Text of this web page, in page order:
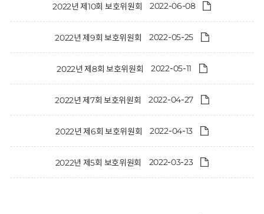
2022년 제10회 보호위원회 2022-06-08
2022년 제9회 보호위원회 2022-05-25
2022년 제8회 보호위원회 2022-05-11
2022년 제7회 보호위원회 2022-04-27
2022년 제6회 보호위원회 2022-04-13
2022년 제5회 보호위원회 2022-03-23